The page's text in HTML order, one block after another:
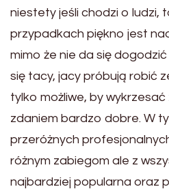
niestety jeśli chodzi o ludzi,
przypadkach piękno jest
mimo że nie da się
się tacy, jacy próbują robić
tylko możliwe, by wykrzesać
zdaniem bardzo dobre. W
przeróżnych
różnym zabiegom ale z
najbardziej popularna oraz